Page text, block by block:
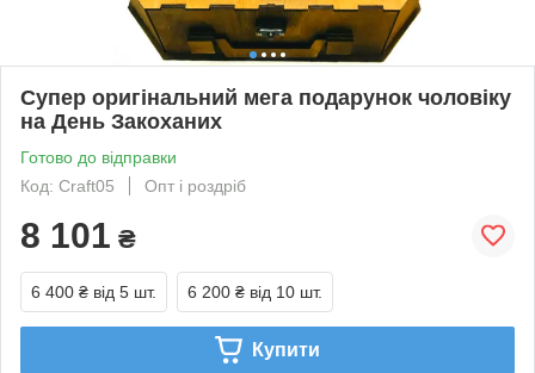
Супер оригінальний мега подарунок чоловіку
на День Закоханих
Готово до відправки
Код: Craft05
Опт і роздріб
8 101 ₴
6 400 ₴ від 5 шт. 6 200 ₴ від 10 шт.
Купити